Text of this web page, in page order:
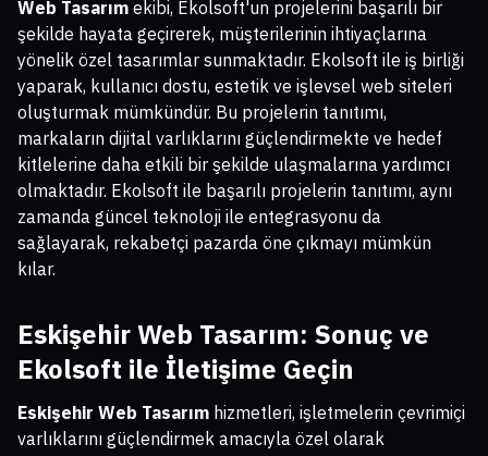
Web Tasarım ekibi, Ekolsoft'un projelerini başarılı bir
şekilde hayata geçirerek, müşterilerinin ihtiyaçlarına
yönelik özel tasarımlar sunmaktadır. Ekolsoft ile iş birliği
yaparak, kullanıcı dostu, estetik ve işlevsel web siteleri
oluşturmak mümkündür. Bu projelerin tanıtımı,
markaların dijital varlıklarını güçlendirmekte ve hedef
kitlelerine daha etkili bir şekilde ulaşmalarına yardımcı
olmaktadır. Ekolsoft ile başarılı projelerin tanıtımı, aynı
zamanda güncel teknoloji ile entegrasyonu da
sağlayarak, rekabetçi pazarda öne çıkmayı mümkün
kılar.
Eskişehir Web Tasarım: Sonuç ve
Ekolsoft ile İletişime Geçin
Eskişehir Web Tasarım hizmetleri, işletmelerin çevrimiçi
varlıklarını güçlendirmek amacıyla özel olarak